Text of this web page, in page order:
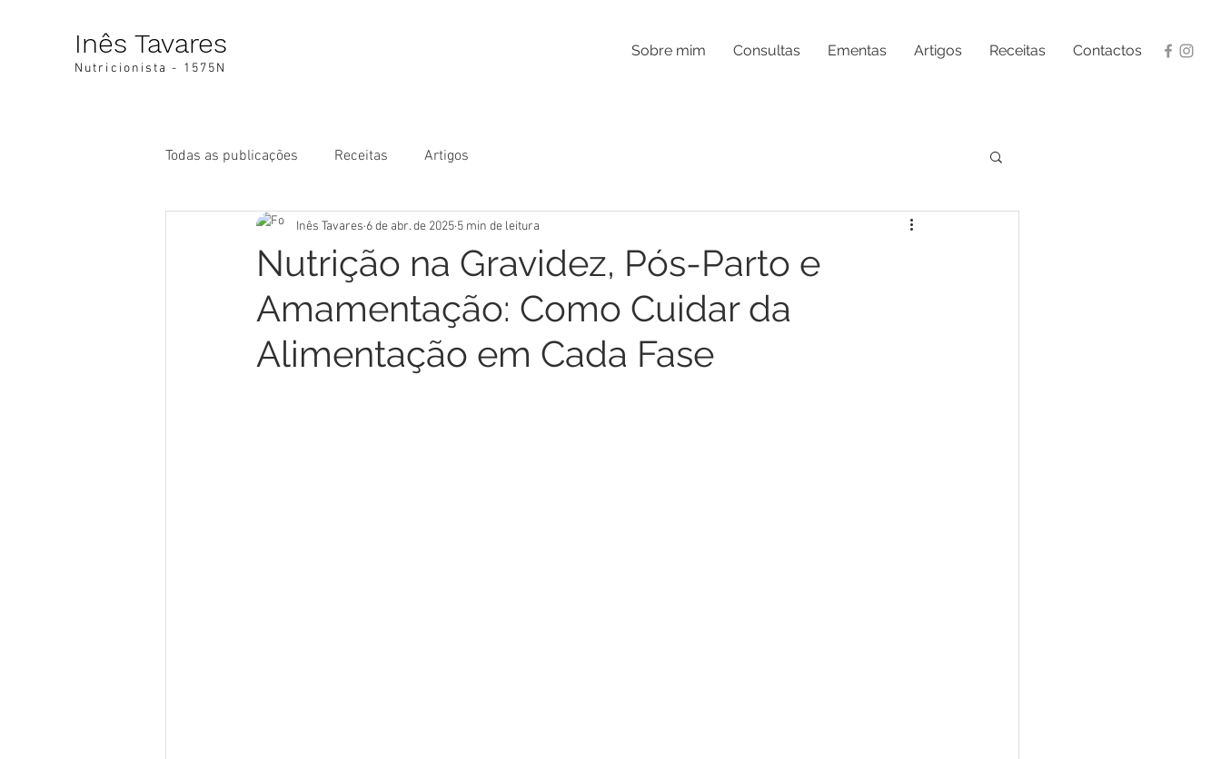
Inês Tavares
Nutricionista - 1575N
Sobre mim Consultas Ementas Artigos Receitas Contactos
Todas as publicações Receitas Artigos
Nutrição na Gravidez, Pós-Parto e
Amamentação: Como Cuidar da
Alimentação em Cada Fase
Inês Tavares 6 de abr. de 2025 5 min de leitura